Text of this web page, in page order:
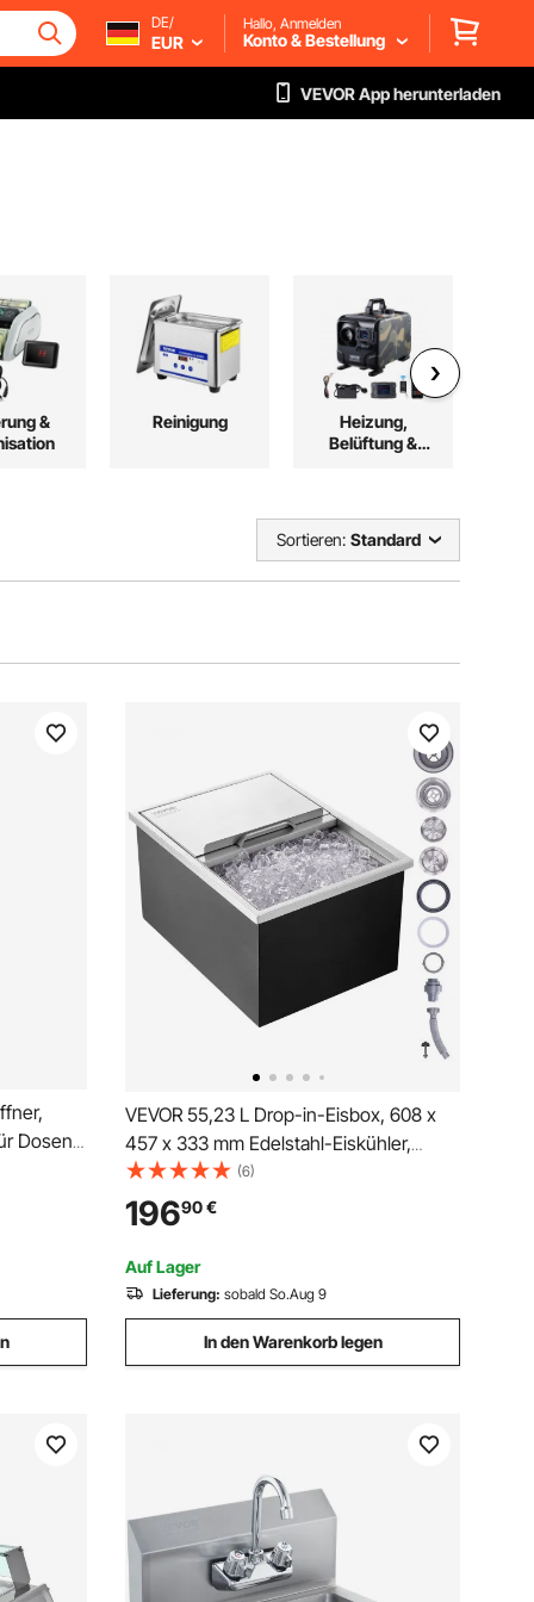
DE/
EUR
Hallo, Anmelden
Konto & Bestellung
VEVOR App herunterladen
&
Reinigung
Heizung,
Belüftung &
Sortieren: Standard
Dosen
&
VEVOR 55,23 L Drop-in-Eisbox, 608 x
457 x 333 mm Edelstahl-Eiskühler,
Kommerzieller Eisbehälter mit
Schiebedeckel, Eingebaute
Eisspeichertruhe, Abflussrohr &
Ablassstopfen im Lieferumfang
Enthalten
(6)
19690€
Auf Lager
Lieferung: sobald So.Aug 9
In den Warenkorb legen